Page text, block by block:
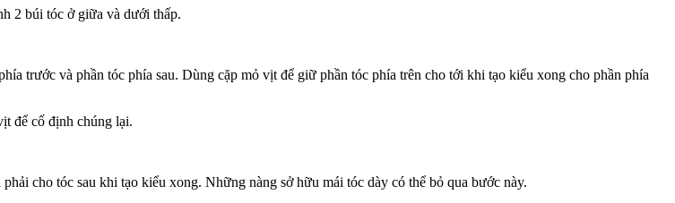
2 búi tóc ở giữa và dưới thấp.
trước và phần tóc phía sau. Dùng cặp mỏ vịt để giữ phần tóc phía trên cho tới khi tạo kiểu xong cho phần phía
để cố định chúng lại.
cho tóc sau khi tạo kiểu xong. Những nàng sở hữu mái tóc dày có thể bỏ qua bước này.